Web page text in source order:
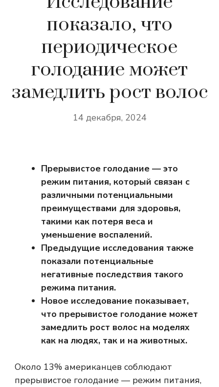
показало, что
периодическое
голодание может
замедлить рост волос
14 декабря, 2024
Прерывистое голодание — это
режим питания, который связан с
различными потенциальными
преимуществами для здоровья,
такими как потеря веса и
уменьшение воспалений.
Предыдущие исследования также
показали потенциальные
негативные последствия такого
режима питания.
Новое исследование показывает,
что прерывистое голодание может
замедлить рост волос на моделях
как на людях, так и на животных.
Около 13% американцев соблюдают
прерывистое голодание — режим питания,